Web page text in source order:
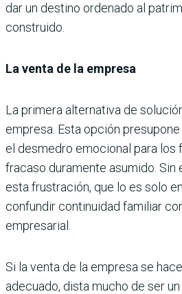
dar un destino ordenado al
construido.
La venta de la empresa
La primera alternativa de
empresa. Esta opción
el desmedro emocional para los
fracaso duramente asumido. Sin
esta frustración, que lo es solo
confundir continuidad familiar
empresarial.
Si la venta de la empresa se
adecuado, dista mucho de ser